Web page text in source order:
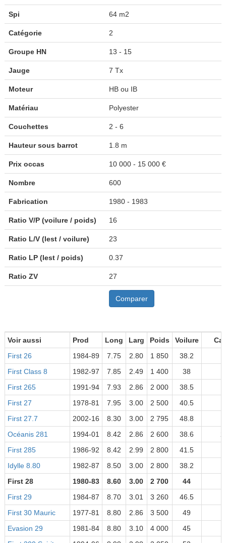
Spi 64 m2
Catégorie 2
Groupe HN 13 - 15
Jauge 7 Tx
Moteur HB ou IB
Matériau Polyester
Couchettes 2 - 6
Hauteur sous barrot 1.8 m
Prix occas 10 000 - 15 000 €
Nombre 600
Fabrication 1980 - 1983
Ratio V/P (voilure / poids) 16
Ratio L/V (lest / voilure) 23
Ratio LP (lest / poids) 0.37
Ratio ZV 27
Comparer
Voir aussi Prod Long Larg Poids Voilure
First 26
1984-89 7.75 2.80 1 850
38.2
First Class 8
1982-97 7.85 2.49 1 400
38
First 265
1991-94 7.93 2.86 2 000
38.5
First 27
1978-81 7.95 3.00 2 500
40.5
First 27.7
2002-16 8.30 3.00 2 795
48.8
Océanis 281
1994-01 8.42 2.86 2 600 38.6
First 285
1986-92 8.42 2.99 2 800
41.5
Idylle 8.80
1982-87 8.50 3.00 2 800
38.2
First 28
1980-83 8.60 3.00 2 700
44
First 29
1984-87 8.70 3.01 3 260
46.5
First 30 Mauric
1977-81 8.80 2.86 3 500
49
Evasion 29
1981-84 8.80 3.10 4 000
45